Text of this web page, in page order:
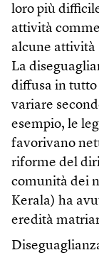
loro più
attività
alcune attività
La
diffusa in tutto
variare
esempio, le
favorivano
riforme del
comunità dei
Kerala) ha
eredità